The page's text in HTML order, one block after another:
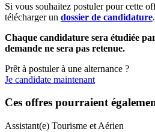
Si vous souhaitez postuler pour cette
télécharger un dossier de candidature.
Chaque candidature sera étudiée
demande ne sera pas retenue.
Prêt à postuler à une alternance ?
Je candidate maintenant
Ces offres pourraient
Assistant(e) Tourisme et Aérien